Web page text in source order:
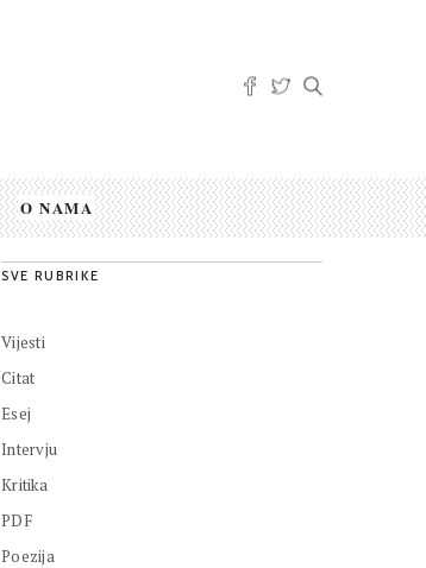
O NAMA
SVE RUBRIKE
Vijesti
Citat
Esej
Intervju
Kritika
PDF
Poezija